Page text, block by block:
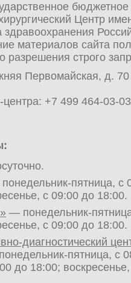
Центр
материалов сайта
разрешения строго
Первомайская, д.
+7 499 464-03-03
пятница, с
с 09:00 до 18:00.
— понедельник-
с 09:00 до 18:00.
диагностический
пятница, с
до 18:00;